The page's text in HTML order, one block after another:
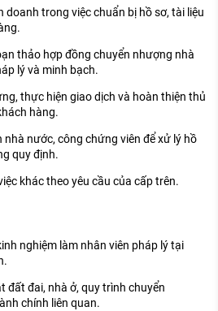
doanh trong việc chuẩn bị hồ sơ, tài liệu
thảo hợp đồng chuyển nhượng nhà
lý và minh bạch.
thực hiện giao dịch và hoàn thiện thủ
hàng.
nhà nước, công chứng viên để xử lý hồ
quy định.
khác theo yêu cầu của cấp trên.
nghiệm làm nhân viên pháp lý tại
đất đai, nhà ở, quy trình chuyển
chính liên quan.